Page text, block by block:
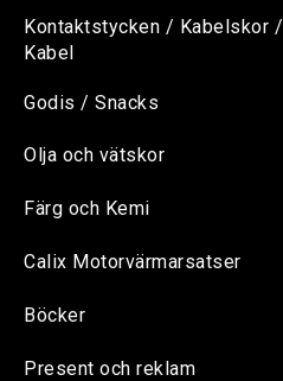
Kontaktstycken / Kabelskor /
Kabel
Godis / Snacks
Olja och vätskor
Färg och Kemi
Calix Motorvärmarsatser
Böcker
Present och reklam